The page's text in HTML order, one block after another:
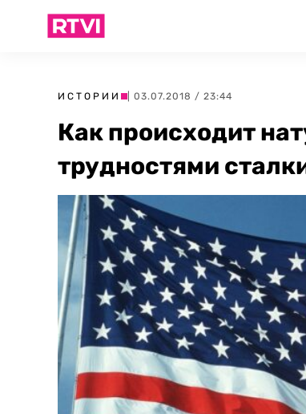
ИСТОРИИ | 03.07.2018 / 23:44
Как происходит
трудностями